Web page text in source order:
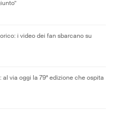
i video dei fan sbarcano su
via oggi la 79ª edizione che ospita